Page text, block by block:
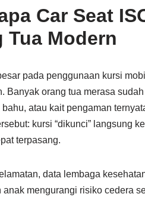
Car Seat
Tua Modern
pada penggunaan kursi
Banyak orang tua merasa
atau kait pengaman
kursi “dikunci” langsung
terpasang.
data lembaga
anak mengurangi risiko cedera